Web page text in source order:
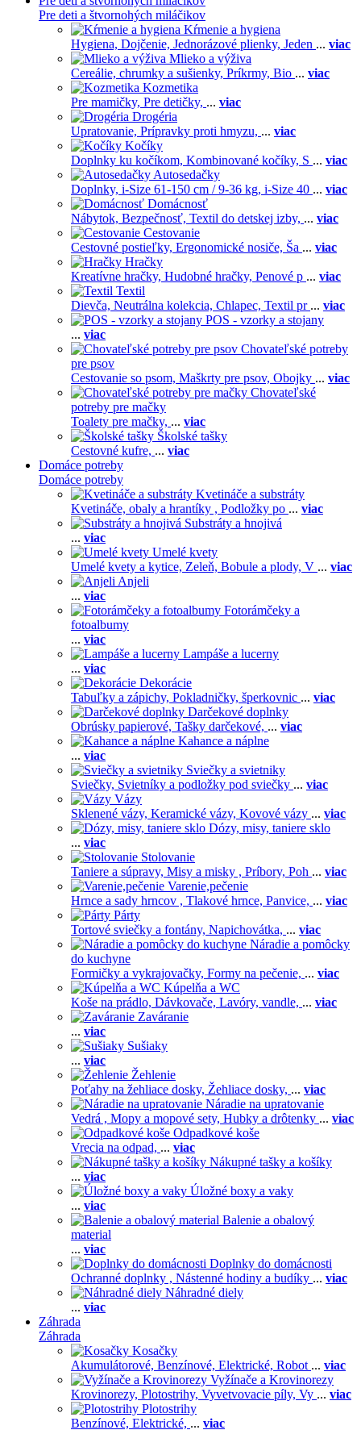
Pre deti a štvornohých miláčikov
Kŕmenie a hygiena
Hygiena, Dojčenie, Jednorázové plienky, Jeden ... viac
Mlieko a výživa
Cereálie, chrumky a sušienky, Príkrmy, Bio ... viac
Kozmetika
Pre mamičky, Pre detičky, ... viac
Drogéria
Upratovanie, Prípravky proti hmyzu, ... viac
Kočíky
Doplnky ku kočíkom, Kombinované kočíky, S ... viac
Autosedačky
Doplnky, i-Size 61-150 cm / 9-36 kg, i-Size 40 ... viac
Domácnosť
Nábytok, Bezpečnosť, Textil do detskej izby, ... viac
Cestovanie
Cestovné postieľky, Ergonomické nosiče, Ša ... viac
Hračky
Kreatívne hračky, Hudobné hračky, Penové p ... viac
Textil
Dievča, Neutrálna kolekcia, Chlapec, Textil pr ... viac
POS - vzorky a stojany
... viac
Chovateľské potreby
pre psov
Cestovanie so psom, Maškrty pre psov, Obojky ... viac
Chovateľské
potreby pre mačky
Toalety pre mačky, ... viac
Školské tašky
Cestovné kufre, ... viac
Domáce potreby
Domáce potreby
Kvetináče a substráty
Kvetináče, obaly a hrantíky , Podložky po ... viac
Substráty a hnojivá
... viac
Umelé kvety
Umelé kvety a kytice, Zeleň, Bobule a plody, V ... viac
Anjeli
... viac
Fotorámčeky a
fotoalbumy
... viac
Lampáše a lucerny
... viac
Dekorácie
Tabuľky a zápichy, Pokladničky, šperkovnic ... viac
Darčekové doplnky
Obrúsky papierové, Tašky darčekové, ... viac
Kahance a náplne
... viac
Sviečky a svietniky
Sviečky, Svietníky a podložky pod sviečky ... viac
Vázy
Sklenené vázy, Keramické vázy, Kovové vázy ... viac
Dózy, misy, taniere sklo
... viac
Stolovanie
Taniere a súpravy, Misy a misky , Príbory, Poh ... viac
Varenie,pečenie
Hrnce a sady hrncov , Tlakové hrnce, Panvice, ... viac
Párty
Tortové sviečky a fontány, Napichovátka, ... viac
Náradie a pomôcky
do kuchyne
Formičky a vykrajovačky, Formy na pečenie, ... viac
Kúpelňa a WC
Koše na prádlo, Dávkovače, Lavóry, vandle, ... viac
Zaváranie
... viac
Sušiaky
... viac
Žehlenie
Poťahy na žehliace dosky, Žehliace dosky, ... viac
Náradie na upratovanie
Vedrá , Mopy a mopové sety, Hubky a drôtenky ... viac
Odpadkové koše
Vrecia na odpad, ... viac
Nákupné tašky a košíky
... viac
Úložné boxy a vaky
... viac
Balenie a obalový
material
... viac
Doplnky do domácnosti
Ochranné doplnky , Nástenné hodiny a budíky ... viac
Náhradné diely
... viac
Záhrada
Záhrada
Kosačky
Akumulátorové, Benzínové, Elektrické, Robot ... viac
Vyžínače a Krovinorezy
Krovinorezy, Plotostrihy, Vyvetvovacie píly, Vy ... viac
Plotostrihy
Benzínové, Elektrické, ... viac